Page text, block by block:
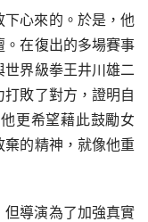
心來的。於是，他
在復出的多場賽事
世界級拳王井川雄二
敗了對方，證明自
更希望藉此鼓勵女
的精神，就像他重
導演為了加強真實